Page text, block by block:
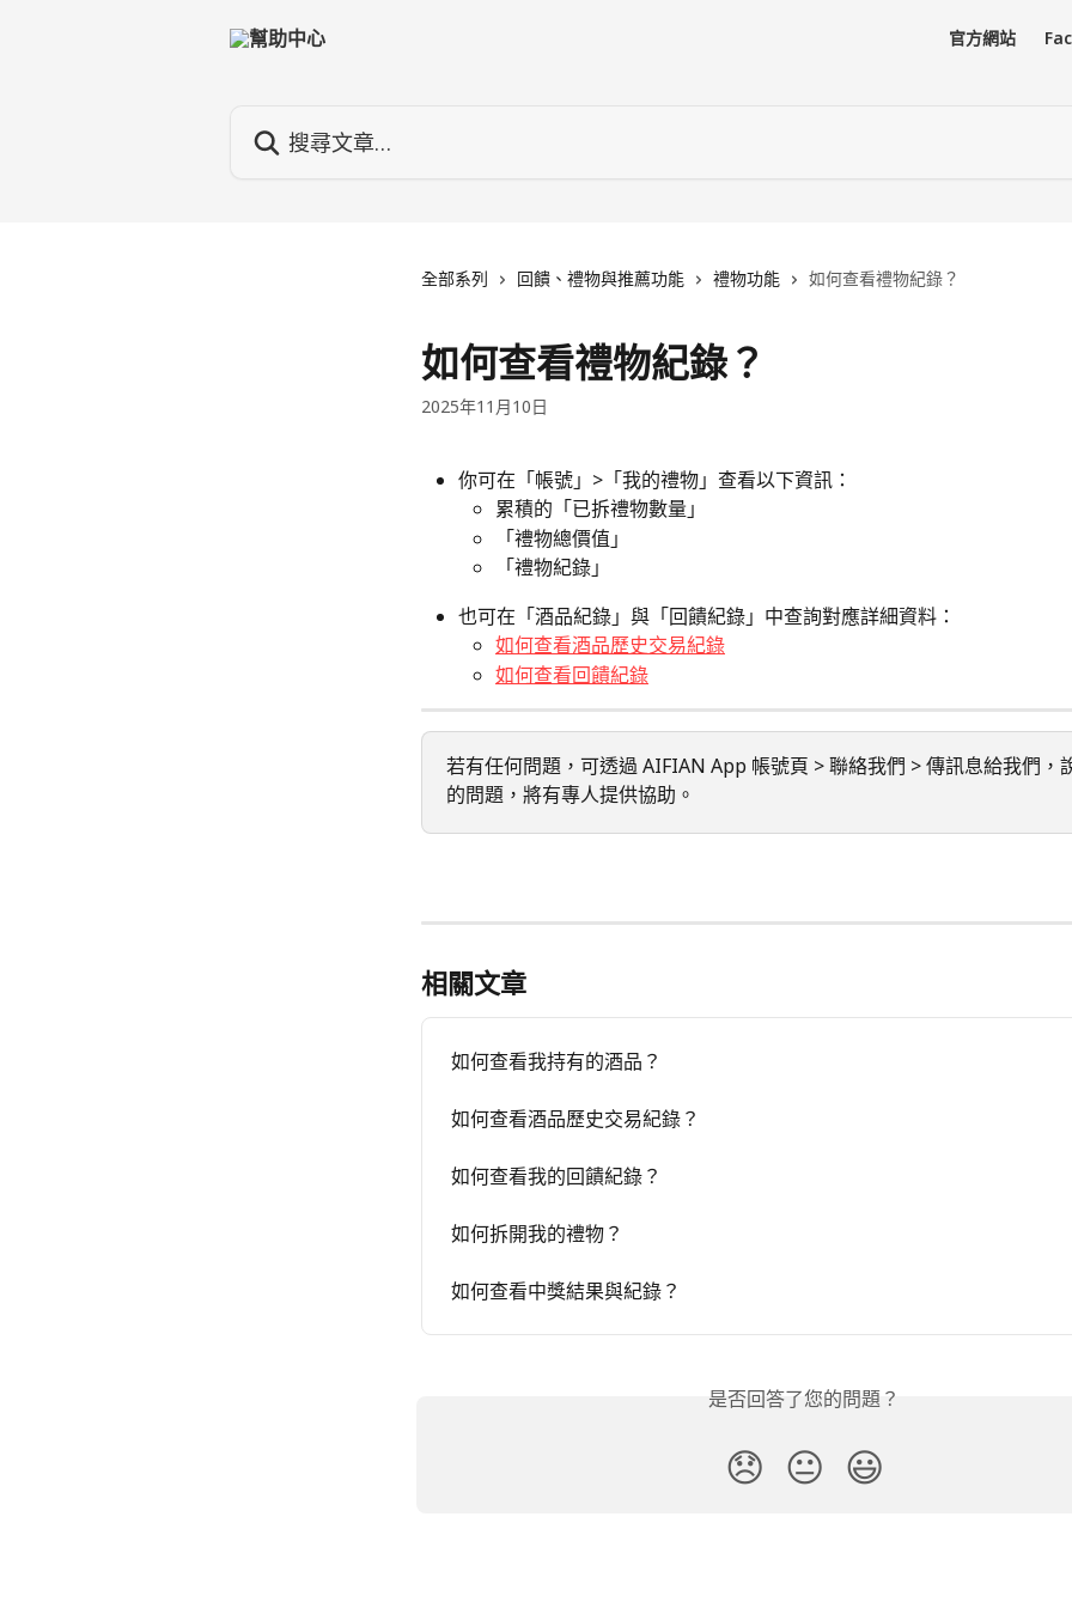
官方網站
全部系列 回饋、禮物與推薦功能 禮物功能 如何查看禮物紀錄？
如何查看禮物紀錄？
2025年11月10日
你可在「帳號」>「我的禮物」查看以下資訊：
累積的「已拆禮物數量」
「禮物總價值」
「禮物紀錄」
也可在「酒品紀錄」與「回饋紀錄」中查詢對應詳細資料：
如何查看酒品歷史交易紀錄
如何查看回饋紀錄
若有任何問題，可透過 AIFIAN App 帳號頁 > 聯絡我們 > 傳訊息給我們，
的問題，將有專人提供協助。
相關文章
如何查看我持有的酒品？
如何查看酒品歷史交易紀錄？
如何查看我的回饋紀錄？
如何拆開我的禮物？
如何查看中獎結果與紀錄？
是否回答了您的問題？
😞 😐 😃